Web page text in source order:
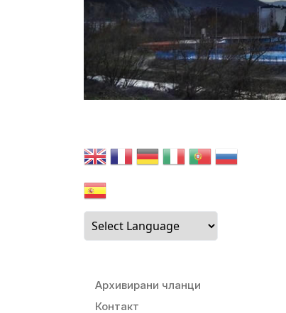
Архивирани чланци
Контакт